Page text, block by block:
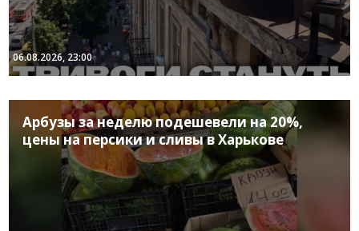
06.08.2026, 23:00
Арбузы за неделю подешевели на 20%,
цены на персики и сливы в Харькове